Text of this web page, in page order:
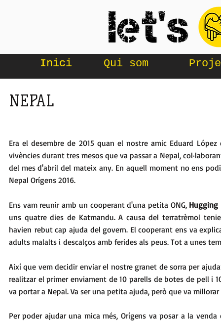
Inici
Inici Qui som
NEPAL
Era el desembre de 2015 quan el nostre amic Eduard
vivències durant tres mesos que va passar a Nepal,
del mes d'abril del mateix any. En aquell moment no ens
Nepal Orígens 2016.
Ens vam reunir amb un cooperant d'una petita ONG, Hugging
uns quatre dies de Katmandu. A causa del terratrèmol
havien rebut cap ajuda del govern. El cooperant ens va
adults malalts i descalços amb ferides als peus. Tot a unes
Així que vem decidir enviar el nostre granet de sorra per
realitzar el primer enviament de 10 parells de botes de pell i
va portar a Nepal. Va ser una petita ajuda, però que va
Per poder ajudar una mica més, Orígens va posar a la